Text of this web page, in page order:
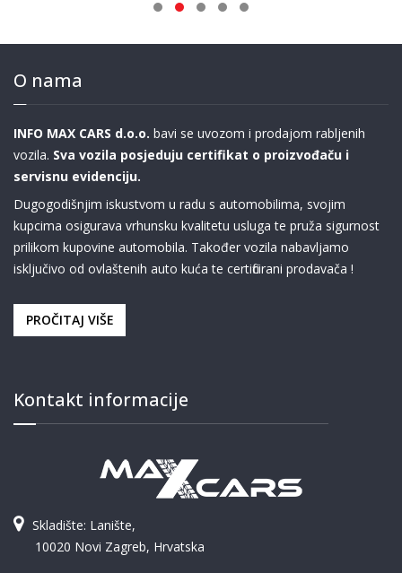
O nama
INFO MAX CARS d.o.o. bavi se uvozom i prodajom rabljenih
vozila. Sva vozila posjeduju certifikat o proizvođaču i
servisnu evidenciju.
Dugogodišnjim iskustvom u radu s automobilima, svojim
kupcima osigurava vrhunsku kvalitetu usluga te pruža sigurnost
prilikom kupovine automobila. Također vozila nabavljamo
isključivo od ovlaštenih auto kuća te certificirani prodavača !
PROČITAJ VIŠE
Kontakt informacije
Skladište: Lanište,
10020 Novi Zagreb, Hrvatska